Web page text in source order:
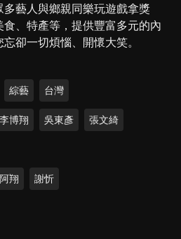
藝人與鄉親同樂玩遊戲拿獎
、特產等，提供豐富多元的內
卻一切煩惱、開懷大笑。
綜藝 台灣
李博翔 吳東彥 張文綺
阿翔 謝忻